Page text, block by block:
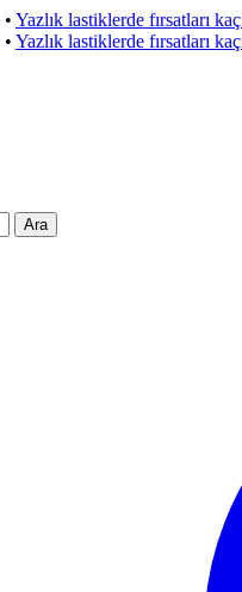
• Yazlık lastiklerde fırsatları
• Yazlık lastiklerde fırsatları
Ara